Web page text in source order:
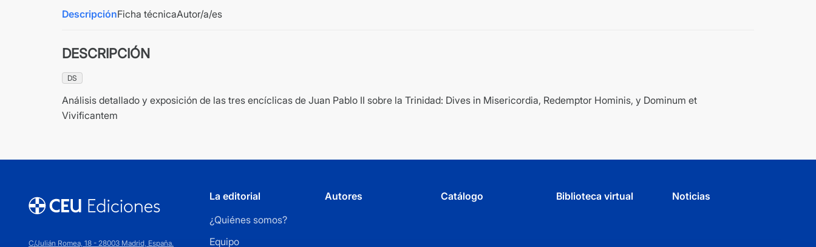
DescripciónFicha técnicaAutor/a/es
DESCRIPCIÓN
DS
Análisis detallado y exposición de las tres encíclicas de Juan Pablo II sobre la Trinidad: Dives in Misericordia, Redemptor Hominis, y Dominum et
Vivificantem
C/Julián Romea, 18 - 28003 Madrid, España.
La editorial
¿Quiénes somos?
Equipo
Autores Catálogo Biblioteca virtual Noticias